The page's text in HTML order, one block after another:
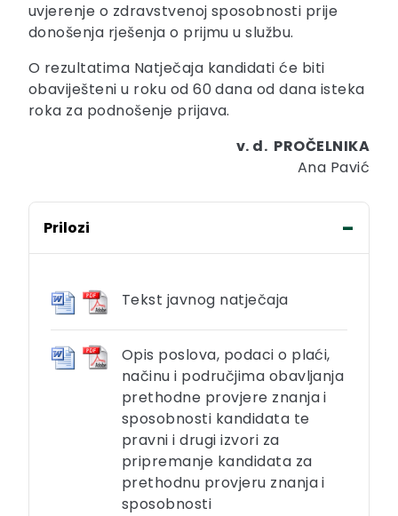
uvjerenje o zdravstvenoj sposobnosti prije
donošenja rješenja o prijmu u službu.
O rezultatima Natječaja kandidati će biti
obaviješteni u roku od 60 dana od dana isteka
roka za podnošenje prijava.
v. d. PROČELNIKA
Ana Pavić
Prilozi
Tekst javnog natječaja
Opis poslova, podaci o plaći,
načinu i područjima obavljanja
prethodne provjere znanja i
sposobnosti kandidata te
pravni i drugi izvori za
pripremanje kandidata za
prethodnu provjeru znanja i
sposobnosti